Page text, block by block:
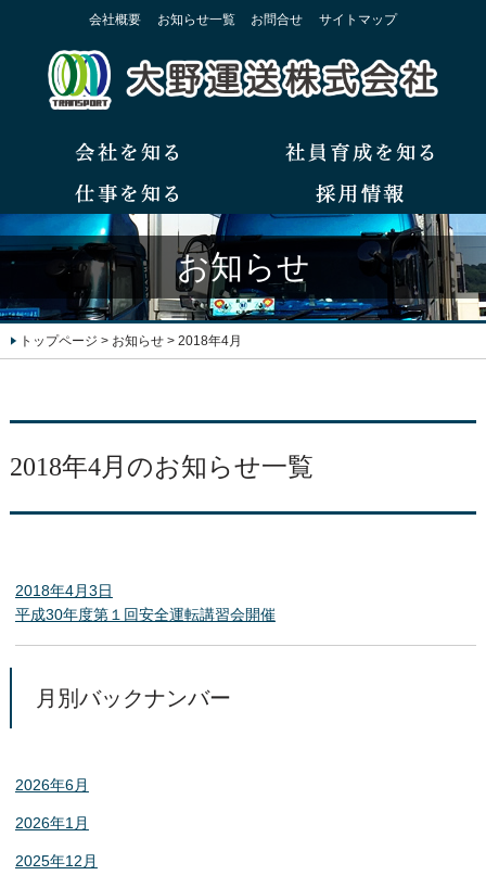
会社概要 お知らせ一覧 お問合せ サイトマップ
お知らせ
トップページ > お知らせ> 2018年4月
2018年4月のお知らせ一覧
2018年4月3日
平成30年度第１回安全運転講習会開催
月別バックナンバー
2026年6月
2026年1月
2025年12月